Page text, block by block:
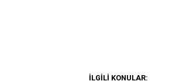
İLGILI KONULAR: